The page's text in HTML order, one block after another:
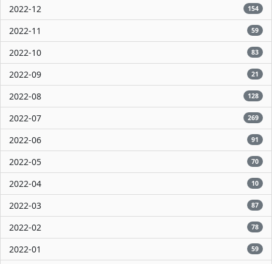
2022-12 154
2022-11 59
2022-10 83
2022-09 21
2022-08 128
2022-07 269
2022-06 91
2022-05 70
2022-04 10
2022-03 87
2022-02 78
2022-01 59